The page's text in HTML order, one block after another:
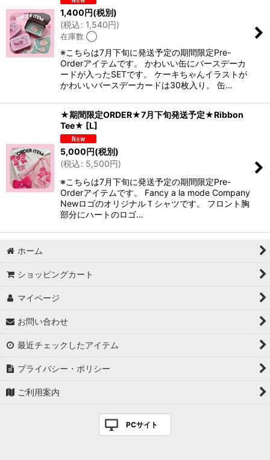
1,400円(税別)
(税込: 1,540円)
在庫数 ◯
※こちらは7月下旬に発送予定の期間限定Pre-
Orderアイテムです。 かわいい缶にバースデーカ
ードが入ったSETです。 ケーキちゃんイラストが
かわいいバースデーカードは30枚入り。 缶…
★期間限定ORDER★7月下旬発送予定★Ribbon
Tee★ [L]
5,000円(税別)
(税込: 5,500円)
※こちらは7月下旬に発送予定の期間限定Pre-
Orderアイテムです。 Fancy a la mode Company
NewロゴのオリジナルＴシャツです。 フロント胸
部分にハートのロゴ…
ホーム
ショッピングカート
マイページ
お問い合わせ
最近チェックしたアイテム
プライバシー・ポリシー
ご利用案内
PCサイト